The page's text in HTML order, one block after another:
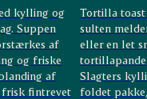
kylling og
Suppen
af
og friske
af
frisk fintrevet
Tortilla toast
sulten
eller en let
Slagters
foldet